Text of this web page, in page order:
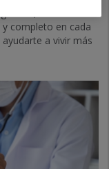
completo en cada
a vivir más